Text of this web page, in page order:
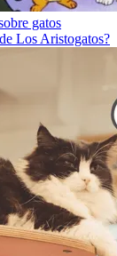
gatos
Los Aristogatos?